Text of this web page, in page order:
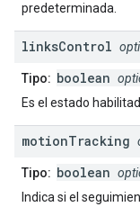
predeterminada.
linksControl
Tipo: boolean
Es el estado
motionTracking
Tipo: boolean
Indica si el